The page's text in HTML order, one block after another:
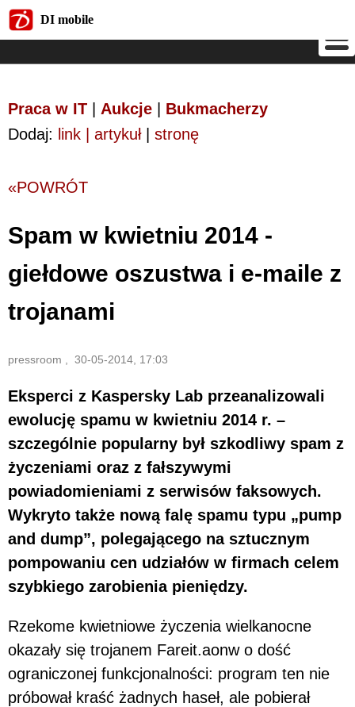
DI mobile
Praca w IT Aukcje
Bukmacherzy
Dodaj: link | artykuł| stronę
«POWRÓT
Spam w kwietniu 2014 -
giełdowe oszustwa i e-maile z
trojanami
pressroom , 30-05-2014, 17:03
Eksperci z Kaspersky Lab przeanalizowali
ewolucję spamu w kwietniu 2014 r. –
szczególnie popularny był szkodliwy spam z
życzeniami oraz z fałszywymi
powiadomieniami z serwisów faksowych.
Wykryto także nową falę spamu typu „pump
and dump”, polegającego na sztucznym
pompowaniu cen udziałów w firmach celem
szybkiego zarobienia pieniędzy.
Rzekome kwietniowe życzenia wielkanocne
okazały się trojanem Fareit.aonw o dość
ograniczonej funkcjonalności: program ten nie
próbował kraść żadnych haseł, ale pobierał
DI mobile